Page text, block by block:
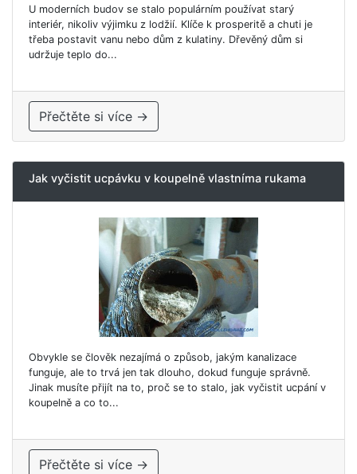
U moderních budov se stalo populárním používat starý
interiér, nikoliv výjimku z lodžií. Klíče k prosperitě a chuti je
třeba postavit vanu nebo dům z kulatiny. Dřevěný dům si
udržuje teplo do...
Přečtěte si více →
Jak vyčistit ucpávku v koupelně vlastníma rukama
Obvykle se člověk nezajímá o způsob, jakým kanalizace
funguje, ale to trvá jen tak dlouho, dokud funguje správně.
Jinak musíte přijít na to, proč se to stalo, jak vyčistit ucpání v
koupelně a co to...
Přečtěte si více →